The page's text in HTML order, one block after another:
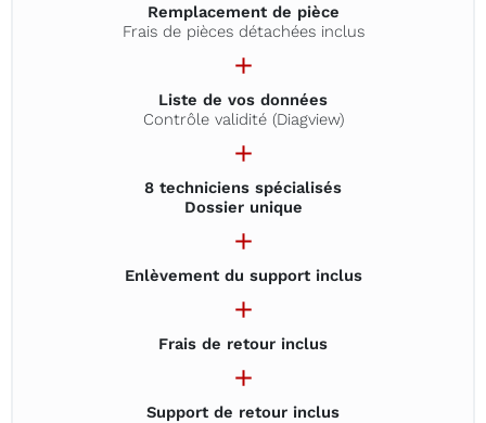
Remplacement de pièce
Frais de pièces détachées inclus
Liste de vos données
Contrôle validité (Diagview)
8 techniciens spécialisés
Dossier unique
Enlèvement du support inclus
Frais de retour inclus
Support de retour inclus